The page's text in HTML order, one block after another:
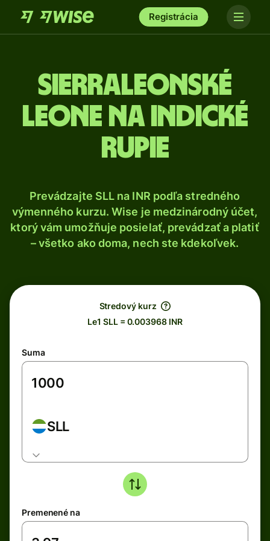
Registrácia
Sierraleonské
leone na indické
rupie
Prevádzajte SLL na INR podľa stredného
výmenného kurzu. Wise je medzinárodný účet,
ktorý vám umožňuje posielať, prevádzať a platiť
– všetko ako doma, nech ste kdekoľvek.
Stredový kurz
Le1 SLL = 0.003968 INR
Suma
SLL
Premenené na